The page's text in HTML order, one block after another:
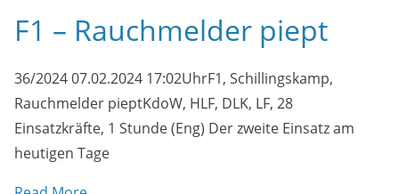
Read More
F2 – brennt E-Roller in Halle
29/2024 26.01.2024 18:58UhrF2, Aumühle 75, Brennt E-
Roller in HalleKdoW, HLF, DLK, LF, GW-L, 25